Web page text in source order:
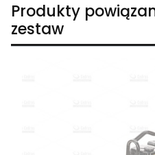
Produkty
zestaw